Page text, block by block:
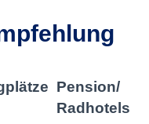
Pension/
Radhotels